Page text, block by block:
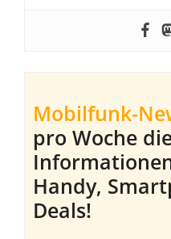
Mobilfunk-
pro Woche
Handy,
Deals!